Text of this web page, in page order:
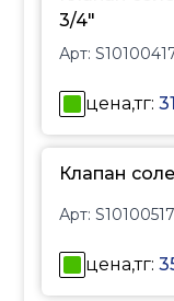
3/4"
Арт:
цена,тг:
Клапан
Арт:
цена,тг: